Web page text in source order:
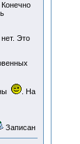
Это
. На
Записан